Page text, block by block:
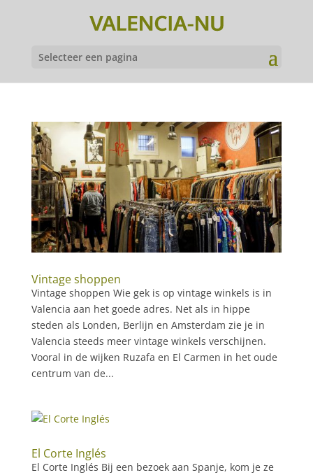
Selecteer een pagina
Vintage shoppen
Vintage shoppen Wie gek is op vintage winkels is in
Valencia aan het goede adres. Net als in hippe
steden als Londen, Berlijn en Amsterdam zie je in
Valencia steeds meer vintage winkels verschijnen.
Vooral in de wijken Ruzafa en El Carmen in het oude
centrum van de...
El Corte Inglés
El Corte Inglés Bij een bezoek aan Spanje, kom je ze